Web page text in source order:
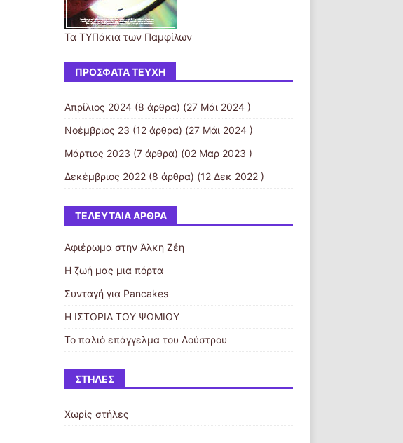
Τα ΤΥΠάκια των Παμφίλων
ΠΡΌΣΦΑΤΑ ΤΕΎΧΗ
Απρίλιος 2024(8 άρθρα) (27 Μάι 2024 )
Νοέμβριος 23 (12 άρθρα) (27 Μάι 2024 )
Μάρτιος 2023 (7 άρθρα) (02 Μαρ 2023 )
Δεκέμβριος 2022(8 άρθρα) (12 Δεκ 2022 )
ΤΕΛΕΥΤΑΊΑ ΆΡΘΡΑ
Αφιέρωμα στην Άλκη Ζέη
H ζωή μας μια πόρτα
Συνταγή για Pancakes
Η ΙΣΤΟΡΙΑ ΤΟΥ ΨΩΜΙΟΥ
Το παλιό επάγγελμα του Λούστρου
ΣΤΉΛΕΣ
Χωρίς στήλες